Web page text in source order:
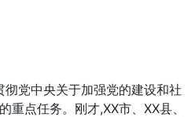
党中央关于加强党的建设和社
点任务。刚才,XX市、XX县、